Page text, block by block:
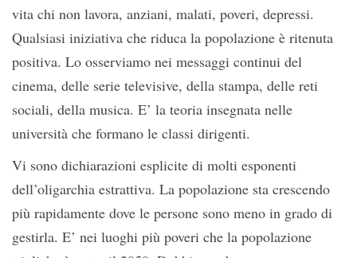
vita chi non lavora, anziani, malati, poveri, depressi.
Qualsiasi iniziativa che riduca la popolazione è ritenuta
positiva. Lo osserviamo nei messaggi continui del
cinema, delle serie televisive, della stampa, delle reti
sociali, della musica. E’ la teoria insegnata nelle
università che formano le classi dirigenti.
Vi sono dichiarazioni esplicite di molti esponenti
dell’oligarchia estrattiva. La popolazione sta crescendo
più rapidamente dove le persone sono meno in grado di
gestirla. E’ nei luoghi più poveri che la popolazione